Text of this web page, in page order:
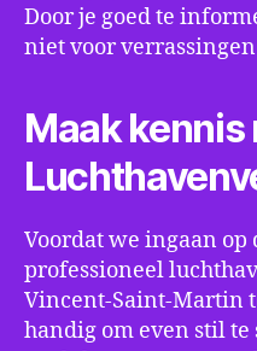
Door je goed te
niet voor
Maak kennis
Voordat we ingaan op
professioneel
Vincent-Saint-Martin
handig om even stil te